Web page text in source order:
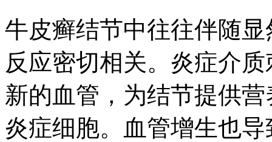
牛皮癣结节中往往伴随
反应密切相关。炎症介
新的血管，为结节提供
炎症细胞。血管增生也